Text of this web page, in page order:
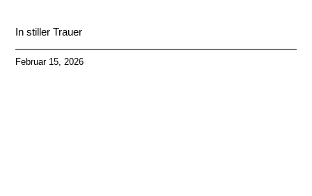
In stiller Trauer
Februar 15, 2026